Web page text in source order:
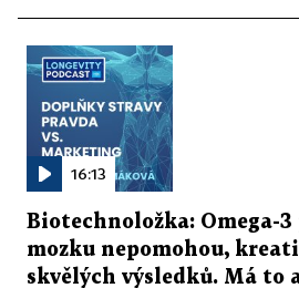
16:13
Biotechnoložka: Omega-
mozku nepomohou,
skvělých výsledků. Má to